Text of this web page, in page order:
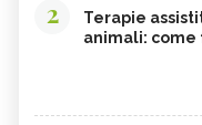
2
Terapie
animali: come